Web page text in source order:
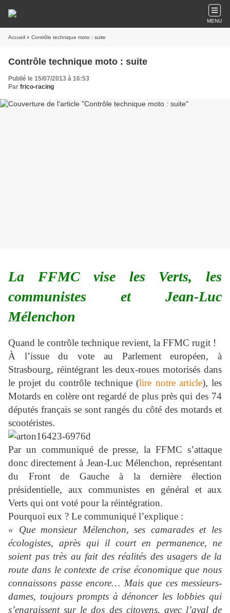
MENU
Accueil » Contrôle technique moto : suite
Contrôle technique moto : suite
Publié le 15/07/2013 à 16:53
Par frico-racing
La FFMC vise les Verts, les
communistes et Jean-Luc
Mélenchon
Quand le contrôle technique revient, la FFMC rugit !
À l’issue du vote au Parlement européen, à
Strasbourg, réintégrant les deux-roues motorisés dans
le projet du contrôle technique (lire notre article), les
Motards en colère ont regardé de plus près qui des 74
députés français se sont rangés du côté des motards et
scootéristes.
Par un communiqué de presse, la FFMC s’attaque
donc directement à Jean-Luc Mélenchon, représentant
du Front de Gauche à la dernière élection
présidentielle, aux communistes en général et aux
Verts qui ont voté pour la réintégration.
Pourquoi eux ? Le communiqué l’explique :
« Que monsieur Mélenchon, ses camarades et les
écologistes, après qui il court en permanence, ne
soient pas très au fait des réalités des usagers de la
route dans le contexte de crise économique que nous
connaissons passe encore… Mais que ces messieurs-
dames, toujours prompts à dénoncer les lobbies qui
s’engraissent sur le dos des citoyens, avec l’aval de